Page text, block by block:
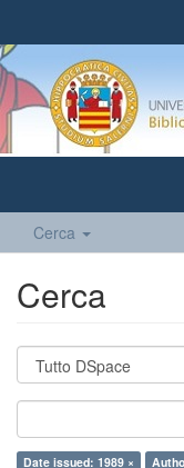
Cerca
Cerca
Date issued: 1989 ×